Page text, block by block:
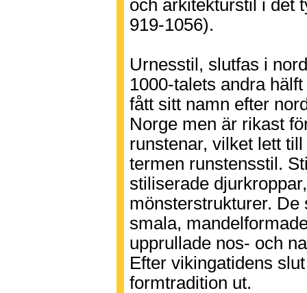
och arkitekturstil i det
919-1056).
Urnesstil, slutfas i
1000-talets andra
fått sitt namn efter
Norge men är rikast
runstenar, vilket lett
termen runstensstil.
stiliserade
mönsterstrukturer. De
smala,
upprullade nos- och
Efter vikingatidens
formtradition ut.